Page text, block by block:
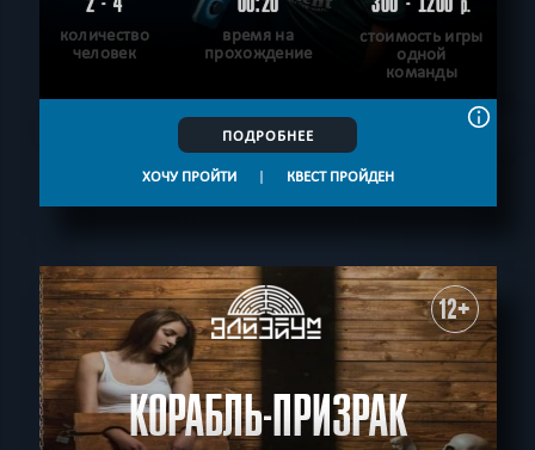
количество
человек
время на
прохождение
р.
стоимость игры
одной
команды
ПОДРОБНЕЕ
ХОЧУ ПРОЙТИ | КВЕСТ ПРОЙДЕН
12+
КОРАБЛЬ-ПРИЗРАК